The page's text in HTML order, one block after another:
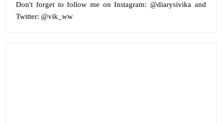
Don't forget to follow me onInstagram: @diarysivika and
Twitter: @vik_ww